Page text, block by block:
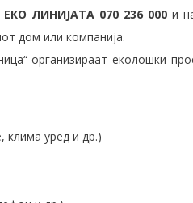
ЕКО ЛИНИЈАТА 070 236 000 и
дом или компанија.
организираат еколошки
уред и др.)